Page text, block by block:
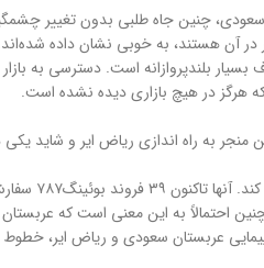
چنین جاه طلبی بدون تغییر
در آن هستند، به خوبی نشان داده
هرگز در هیچ بازاری دیده نشده است.
به راه اندازی ریاض ایر و شاید
احتمالاً به این معنی است که
عربستان سعودی و ریاض ایر،